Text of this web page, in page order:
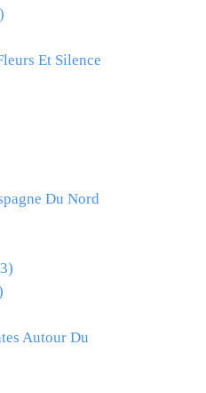
Et Silence
Du Nord
Autour Du